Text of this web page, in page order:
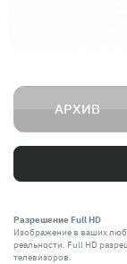
АРХИВ
Разрешение Full HD
Изображение в ваших
реальности. Full HD
телевизоров.